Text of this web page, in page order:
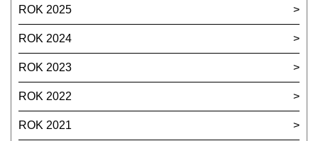
ROK 2025
ROK 2024
ROK 2023
ROK 2022
ROK 2021